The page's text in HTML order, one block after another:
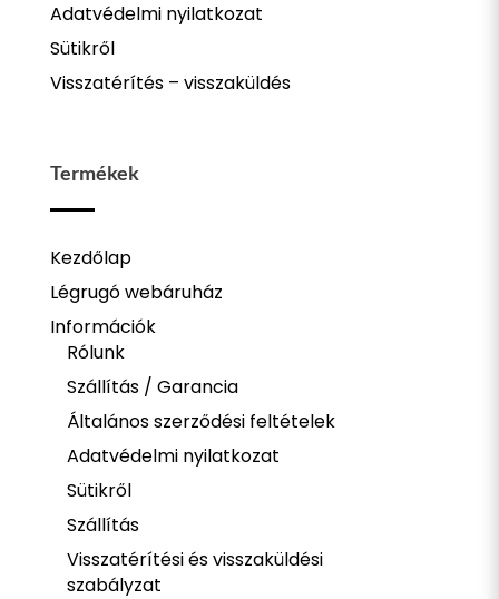
Adatvédelmi nyilatkozat
Sütikről
Visszatérítés – visszaküldés
Termékek
Kezdőlap
Légrugó webáruház
Információk
Rólunk
Szállítás / Garancia
Általános szerződési feltételek
Adatvédelmi nyilatkozat
Sütikről
Szállítás
Visszatérítési és visszaküldési
szabályzat